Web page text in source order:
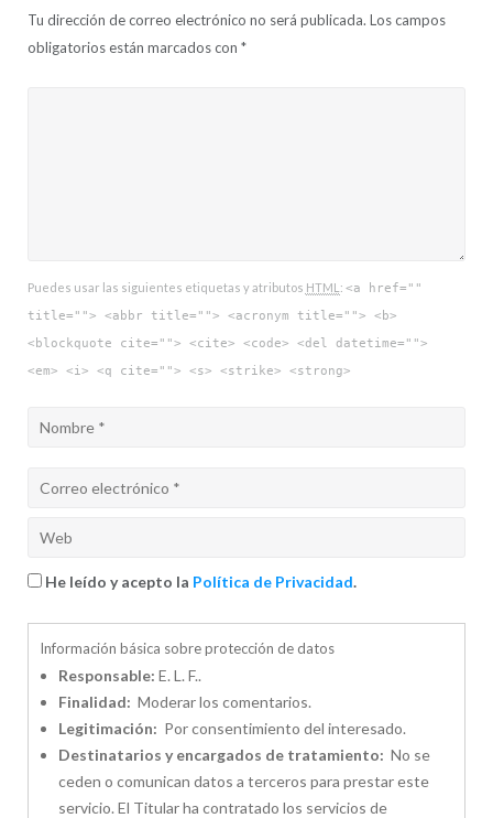
Tu dirección de correo electrónico no será publicada. Los campos
obligatorios están marcados con *
Puedes usar las siguientes etiquetas y atributos HTML : <a href=""
title=""> <abbr title=""> <acronym title=""> <b>
<blockquote cite=""> <cite> <code> <del datetime="">
<em> <i> <q cite=""> <s> <strike> <strong>
He leído y acepto la Política de Privacidad.
Información básica sobre protección de datos
Responsable: E. L. F..
Finalidad: Moderar los comentarios.
Legitimación: Por consentimiento del interesado.
Destinatarios y encargados de tratamiento: No se
ceden o comunican datos a terceros para prestar este
servicio. El Titular ha contratado los servicios de